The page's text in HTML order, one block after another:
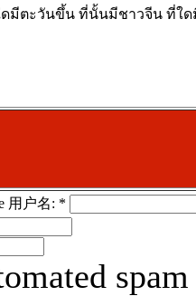
มีตะวันขึ้น ที่นั้นมีชาวจีน ที่ใดมี
用户名: *
spam